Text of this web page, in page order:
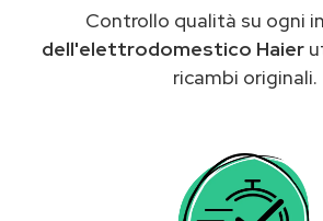
Controllo qualità su ogni
dell'elettrodomestico Haier
ricambi originali.